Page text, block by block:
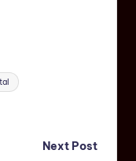
Next Post